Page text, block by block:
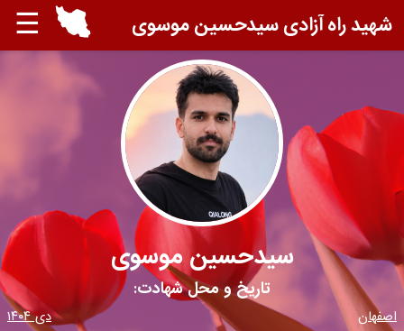
☰ شهید راه آزادی سیدحسین موسوی
سیدحسین موسوی
تاریخ و محل شهادت:
اصفهان دی ۱۴۰۴